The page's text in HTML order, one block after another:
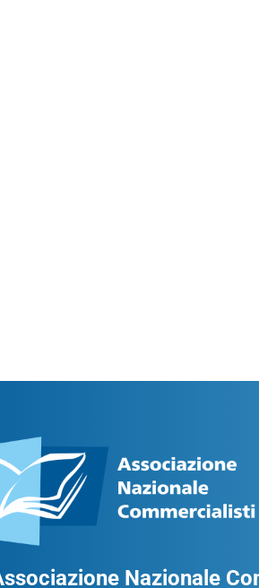
Nazionale